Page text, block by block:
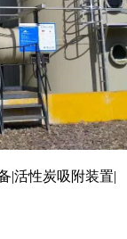
|活性炭吸附装置|